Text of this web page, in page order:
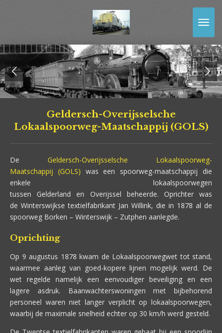
de
hoofdinhoud
Geldersch-Overijsselsche
Lokaalspoorweg-Maatschappij (GOLS)
De Geldersch-Overijsselsche Lokaalspoorweg-
Maatschappij (GOLS) was een spoorweg-maatschappij die
enkele lokaalspoorwegen
tussen Gelderland en Overijssel beheerde. Oprichter was
de Winterswijkse textielfabrikant Jan Willink, die in 1878 al de
spoorweg Borken – Winterswijk – Zutphen aanlegde.
Oprichting
Op 9 augustus 1878 kwam de Lokaalspoorwegwet tot stand,
waarmee aanleg van goed-kopere lijnen mogelijk werd. De
wet regelde namelijk een eenvoudiger beveiliging en een
lagere asdruk. Baanwachterswoningen met bijbehorend
personeel waren niet langer verplicht op lokaalspoorwegen,
waarbij de maximale snelheid echter op 30 km/h werd gesteld.